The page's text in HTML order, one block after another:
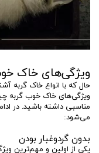
ویژگی‌های خاک
حال که با انواع خاک گربه
ویژگی‌های خاک خوب گربه
مناسبی داشته باشید. در
می‌شود:
بدون گردوغبار بودن
یکی از اولین و مهم‌ترین